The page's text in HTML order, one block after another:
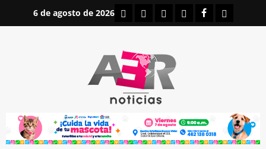
6 de agosto de 2026 INICIOIRAPUATO
ESTATALES
NACIONALES
FACEBOOK